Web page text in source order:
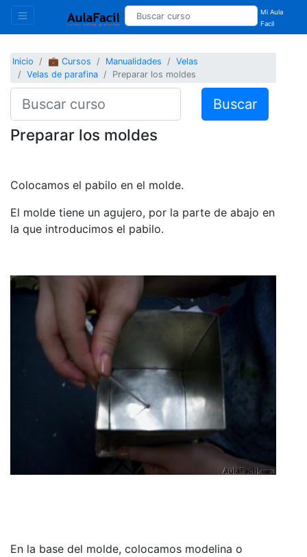
Mi Aula
Facil
Inicio 💼 Cursos Manualidades
Velas
Velas de parafina
Preparar los moldes
Buscar
Preparar los moldes
Colocamos el pabilo en el molde.
El molde tiene un agujero, por la parte de abajo en
la que introducimos el pabilo.
En la base del molde, colocamos modelina o